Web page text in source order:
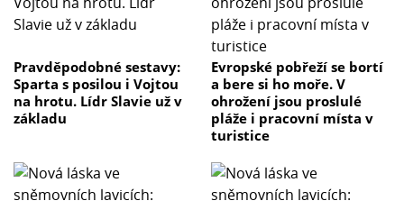
Pravděpodobné sestavy:
Sparta s posilou i Vojtou
na hrotu. Lídr Slavie už v
základu
Evropské pobřeží se bortí
a bere si ho moře. V
ohrožení jsou proslulé
pláže i pracovní místa v
turistice